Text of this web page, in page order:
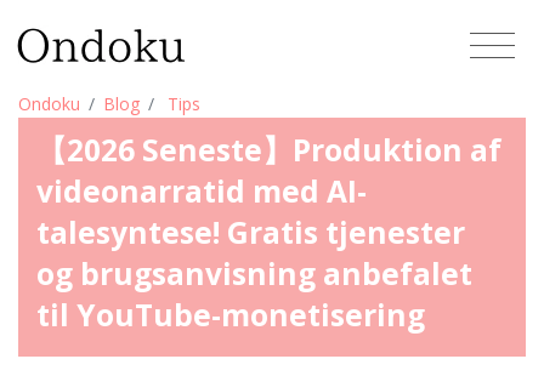
Ondoku Blog Tips
【2026 Seneste】Produktion af
videonarratid med AI-
talesyntese! Gratis tjenester
og brugsanvisning anbefalet
til YouTube-monetisering